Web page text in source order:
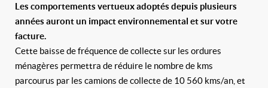
Les comportements vertueux adoptés depuis plusieurs
années auront un impact environnemental et sur votre
facture.
Cette baisse de fréquence de collecte sur les ordures
ménagères permettra de réduire le nombre de kms
parcourus par les camions de collecte de 10 560 kms/an, et